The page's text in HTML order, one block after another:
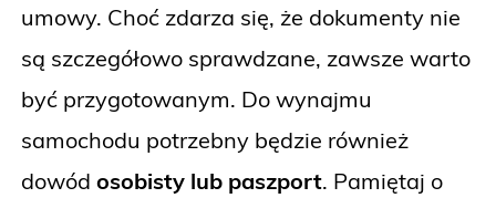
umowy. Choć zdarza się, że dokumenty nie
są szczegółowo sprawdzane, zawsze warto
być przygotowanym. Do wynajmu
samochodu potrzebny będzie również
dowód osobisty lub paszport. Pamiętaj o